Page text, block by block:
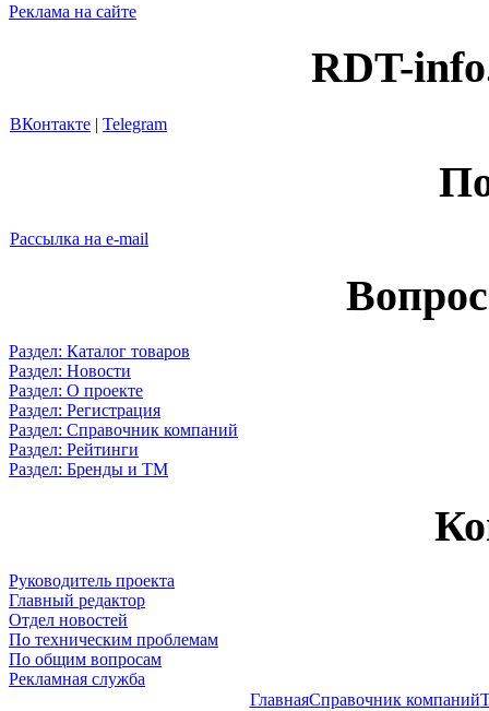
Реклама на сайте
RDT-
ВКонтакте | Telegram
Рассылка на e-mail
Раздел: Каталог товаров
Раздел: Новости
Раздел: О проекте
Раздел: Регистрация
Раздел: Справочник компаний
Раздел: Рейтинги
Раздел: Бренды и ТМ
Руководитель проекта
Главный редактор
Отдел новостей
По техническим проблемам
По общим вопросам
Рекламная служба
ГлавнаяСправочник компаний